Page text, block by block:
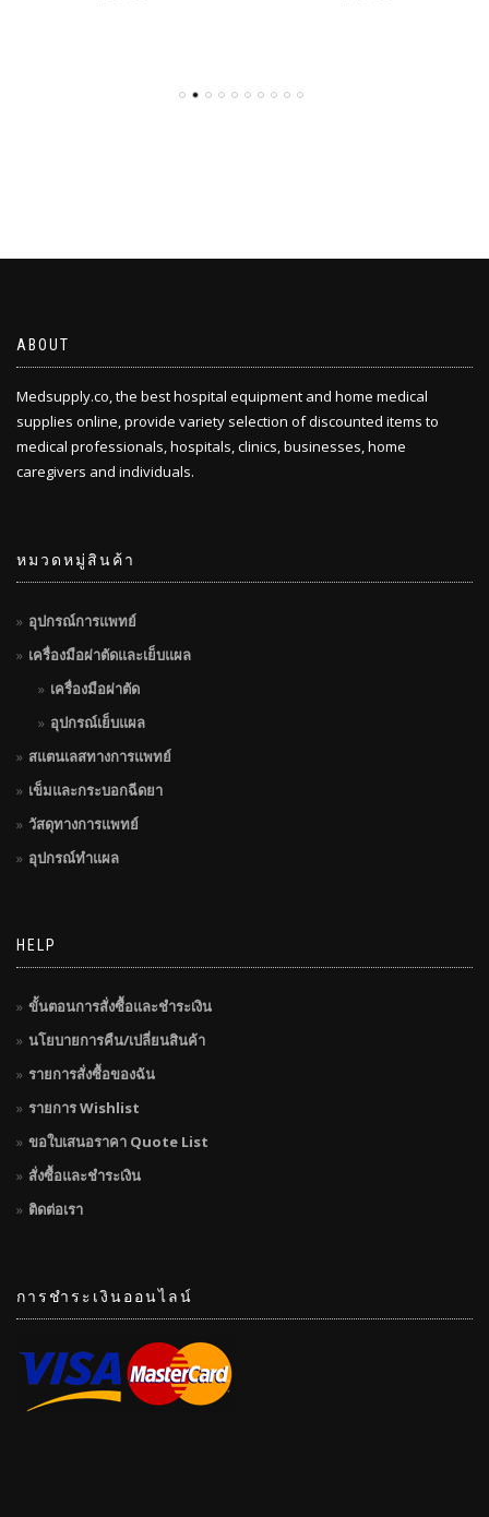
ABOUT
Medsupply.co, the best hospital equipment and home medical
supplies online, provide variety selection of discounted items to
medical professionals, hospitals, clinics, businesses, home
caregivers and individuals.
หมวดหมู่สินค้า
อุปกรณ์การแพทย์
เครื่องมือผ่าตัดและเย็บแผล
เครื่องมือผ่าตัด
อุปกรณ์เย็บแผล
สแตนเลสทางการแพทย์
เข็มและกระบอกฉีดยา
วัสดุทางการแพทย์
อุปกรณ์ทำแผล
HELP
ขั้นตอนการสั่งซื้อและชำระเงิน
นโยบายการคืน/เปลี่ยนสินค้า
รายการสั่งซื้อของฉัน
รายการ Wishlist
ขอใบเสนอราคา Quote List
สั่งซื้อและชำระเงิน
ติดต่อเรา
การชำระเงินออนไลน์